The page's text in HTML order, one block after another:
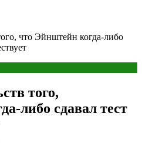
что Эйнштейн когда-либо
того,
либо сдавал тест